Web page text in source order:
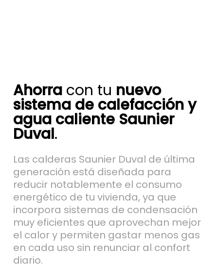
Ahorracon tu nuevo
sistema de calefacción y
agua caliente Saunier
Duval.
Las calderas Saunier Duval de última
generación está diseñada para
reducir notablemente el consumo
energético de tu vivienda, ya que
incorpora sistemas de condensación
muy eficientes que aprovechan mejor
el calor y permiten gastar menos gas
en cada uso sin renunciar al confort
diario.